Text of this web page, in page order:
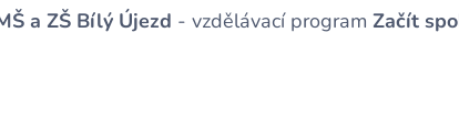
a ZŠ Bílý Újezd - vzdělávací program Začít